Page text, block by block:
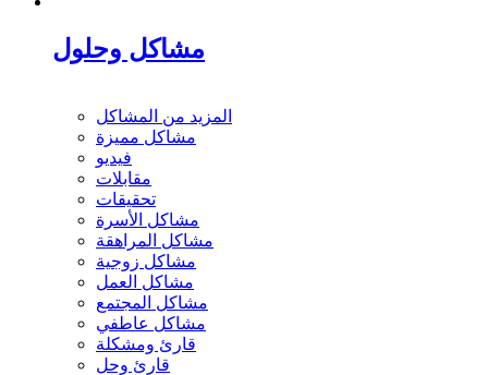
مشاكل وحلول
المزيد من المشاكل
مشاكل مميزة
فيديو
مقابلات
تحقيقات
مشاكل الأسرة
مشاكل المراهقة
مشاكل زوجية
مشاكل العمل
مشاكل المجتمع
مشاكل عاطفي
قارئ ومشكلة
قارئ وحل